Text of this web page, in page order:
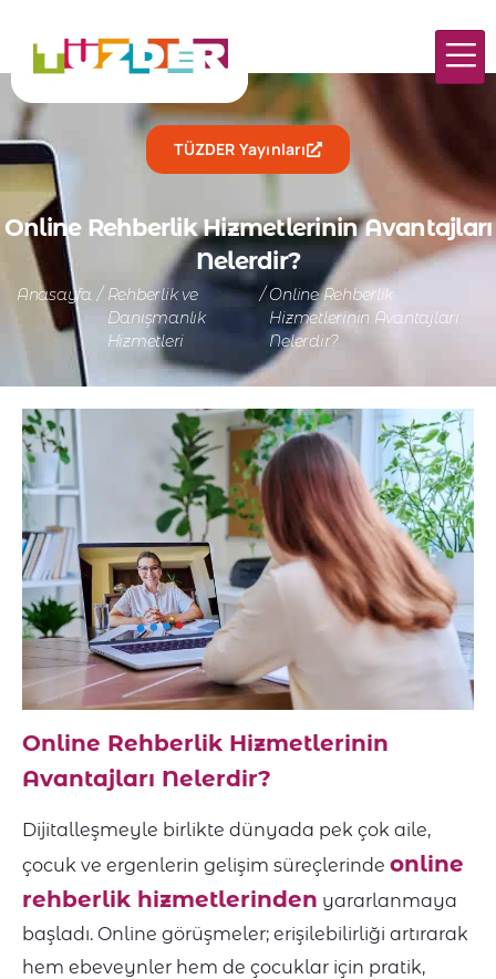
TÜZDER Yayınları
Online Rehberlik Hizmetlerinin Avantajları
Nelerdir?
Anasayfa / Rehberlik ve
Danışmanlık
Hizmetleri
/ Online Rehberlik
Hizmetlerinin Avantajları
Nelerdir?
Online Rehberlik Hizmetlerinin
Avantajları Nelerdir?
Dijitalleşmeyle birlikte dünyada pek çok aile,
çocuk ve ergenlerin gelişim süreçlerinde online
rehberlik hizmetlerinden yararlanmaya
başladı. Online görüşmeler; erişilebilirliği artırarak
hem ebeveynler hem de çocuklar için pratik,